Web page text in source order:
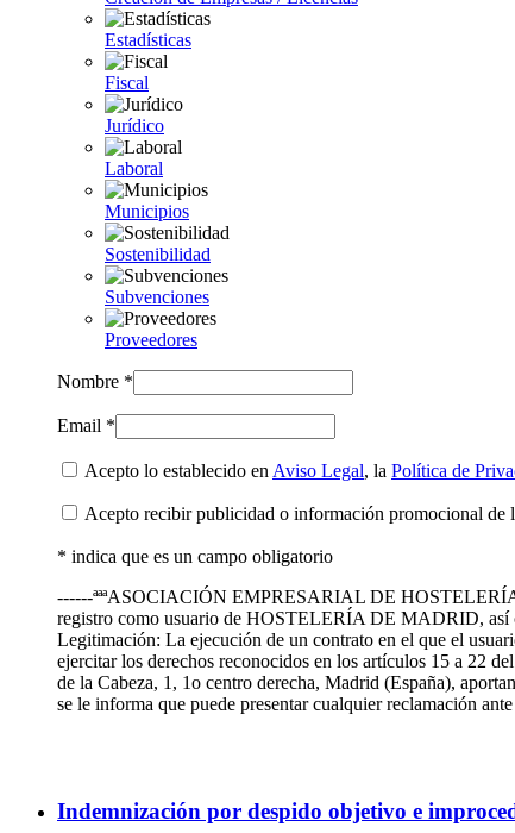
Estadísticas
Fiscal
Jurídico
Laboral
Municipios
Sostenibilidad
Subvenciones
Proveedores
Nombre *
Email *
Acepto lo establecido en Aviso Legal, la Política de
Acepto recibir publicidad o información promocional de
* indica que es un campo obligatorio
------ªªªASOCIACIÓN EMPRESARIAL DE HOSTELERÍA
registro como usuario de HOSTELERÍA DE MADRID, así
Legitimación: La ejecución de un contrato en el que el
ejercitar los derechos reconocidos en los artículos 15 a 22
de la Cabeza, 1, 1o centro derecha, Madrid (España),
se le informa que puede presentar cualquier reclamación
Indemnización por despido objetivo e